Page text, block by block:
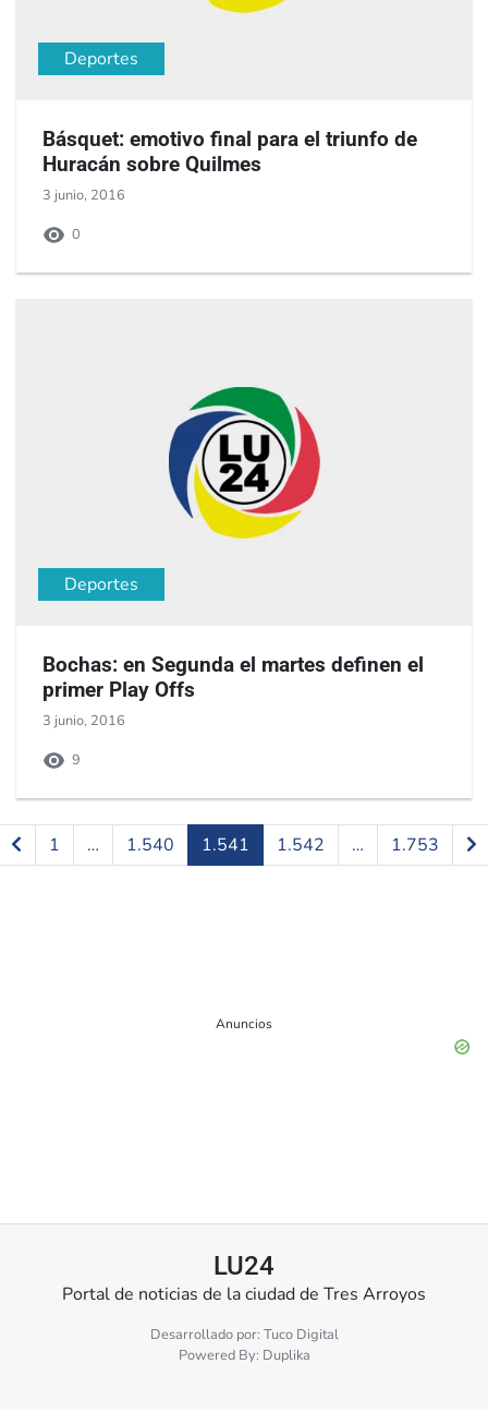
Deportes
Básquet: emotivo final para el triunfo de
Huracán sobre Quilmes
3 junio, 2016
0
Deportes
Bochas: en Segunda el martes definen el
primer Play Offs
3 junio, 2016
9
1 … 1.540 1.541 1.542 … 1.753
Anuncios
LU24
Portal de noticias de la ciudad de Tres Arroyos
Desarrollado por: Tuco Digital
Powered By: Duplika